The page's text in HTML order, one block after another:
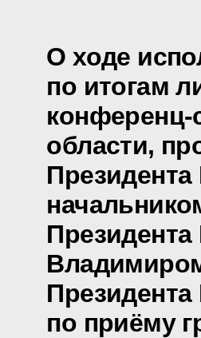
О ходе
по итогам
конференц-
области,
по приёму